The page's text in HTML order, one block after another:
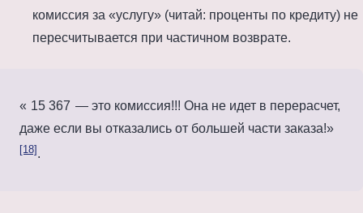
комиссия за «услугу» (читай: проценты по кредиту) не
пересчитывается при частичном возврате.
15 367 — это комиссия!!! Она не идет в перерасчет,
даже если вы отказались от большей части заказа!
[18].